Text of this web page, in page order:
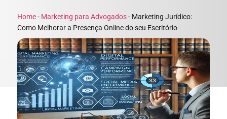
Home- Marketing para Advogados- Marketing Jurídico:
Como Melhorar a Presença Online do seu Escritório